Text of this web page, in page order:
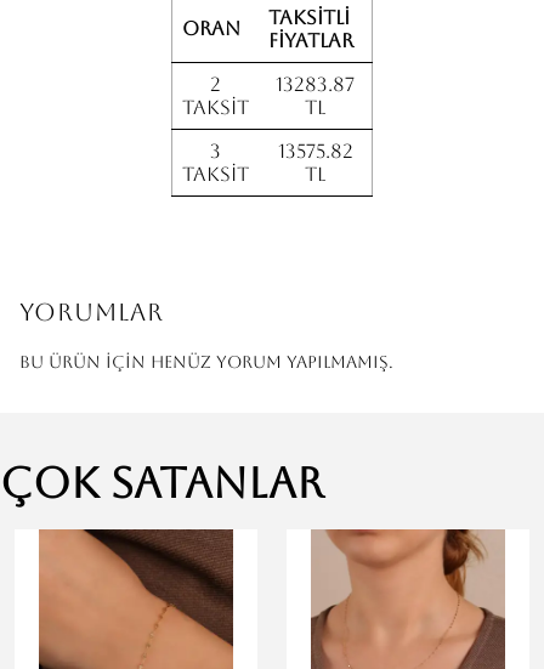
Oran
Taksitli
fiyatlar
2
Taksit
13283.87
TL
3
Taksit
13575.82
TL
Yorumlar
Bu ürün için henüz yorum yapılmamış.
Çok Satanlar